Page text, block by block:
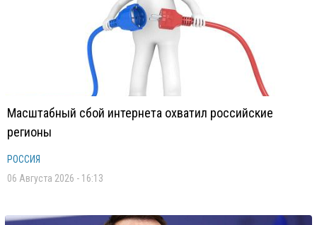
Масштабный сбой интернета охватил российские
регионы
РОССИЯ
06 Августа 2026 - 16:13